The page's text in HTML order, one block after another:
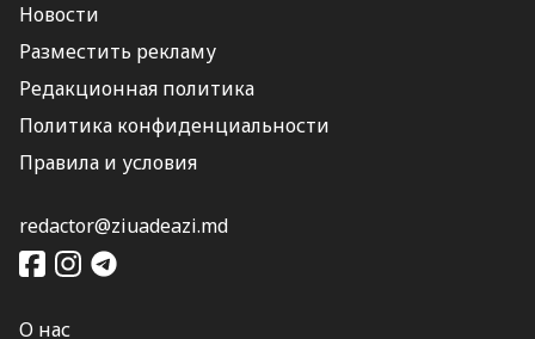
Новости
Разместить рекламу
Редакционная политика
Политика конфиденциальности
Правила и условия
redactor@ziuadeazi.md
О нас